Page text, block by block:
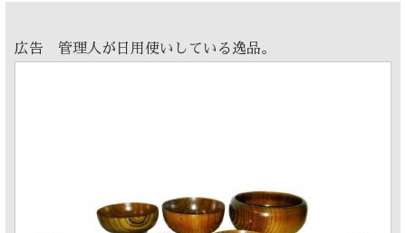
広告 管理人が日用使いしている逸品。